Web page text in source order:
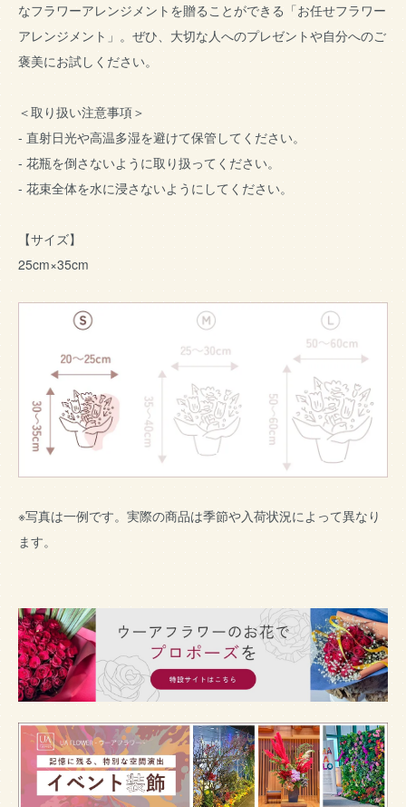
なフラワーアレンジメントを贈ることができる「お任せフラワー
アレンジメント」。ぜひ、大切な人へのプレゼントや自分へのご
褒美にお試しください。
＜取り扱い注意事項＞
- 直射日光や高温多湿を避けて保管してください。
- 花瓶を倒さないように取り扱ってください。
- 花束全体を水に浸さないようにしてください。
【サイズ】
25cm×35cm
※写真は一例です。実際の商品は季節や入荷状況によって異なり
ます。